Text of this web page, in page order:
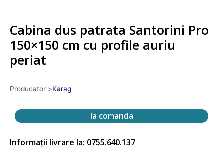
Cabina dus patrata Santorini Pro
150×150 cm cu profile auriu
periat
Producator >Karag
la comanda
Informații livrare la: 0755.640.137